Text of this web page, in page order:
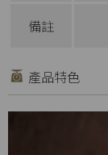
備註
產品特色